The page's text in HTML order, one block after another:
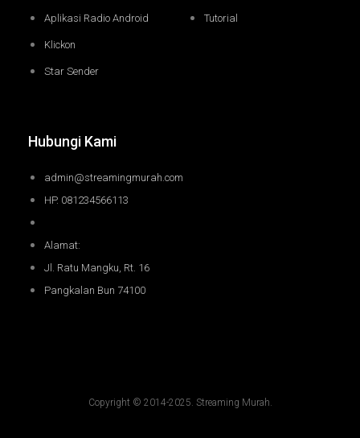
Aplikasi Radio Android
Klickon
Star Sender
Tutorial
Hubungi Kami
admin@streamingmurah.com
HP. 081234566113
Alamat:
Jl. Ratu Mangku, Rt. 16
Pangkalan Bun 74100
Copyright © 2014-2025. Streaming Murah.